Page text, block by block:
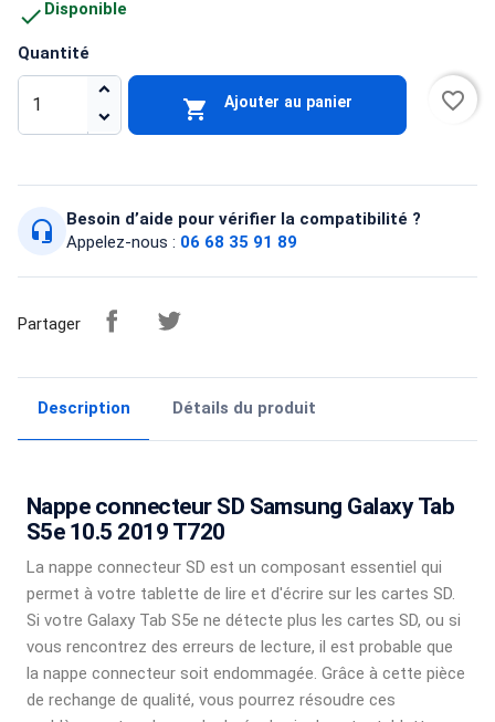
Quantité
 Ajouter au panier favorite_border
 Disponible
headset_mic
Besoin d’aide pour vérifier la compatibilité ?
Appelez-nous : 06 68 35 91 89
Partager
Description Détails du produit
Nappe connecteur SD Samsung Galaxy Tab
S5e 10.5 2019 T720
La nappe connecteur SD est un composant essentiel qui
permet à votre tablette de lire et d'écrire sur les cartes SD.
Si votre Galaxy Tab S5e ne détecte plus les cartes SD, ou si
vous rencontrez des erreurs de lecture, il est probable que
la nappe connecteur soit endommagée. Grâce à cette pièce
de rechange de qualité, vous pourrez résoudre ces